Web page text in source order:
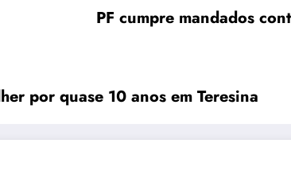
PF cumpre mandados
por quase 10 anos em Teresina